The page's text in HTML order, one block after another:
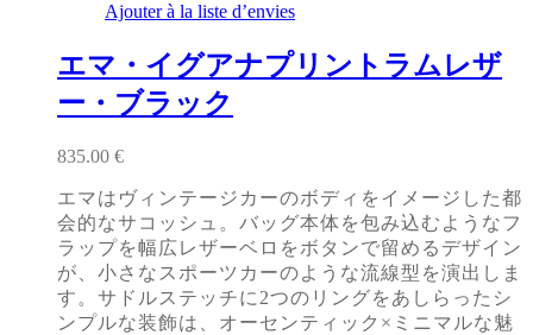
Ajouter à la liste d’envies
エマ・イグアナプリントラムレザ
ー・ブラック
835.00 €
エマはヴィンテージカーのボディをイメージした都
会的なサコッシュ。バッグ本体を包み込むようなフ
ラップを幅広レザーベロをボタンで留めるデザイン
が、小さなスポーツカーのような流線型を演出しま
す。サドルステッチに2つのリングをあしらったシ
ンプルな装飾は、オーセンティック×ミニマルな魅